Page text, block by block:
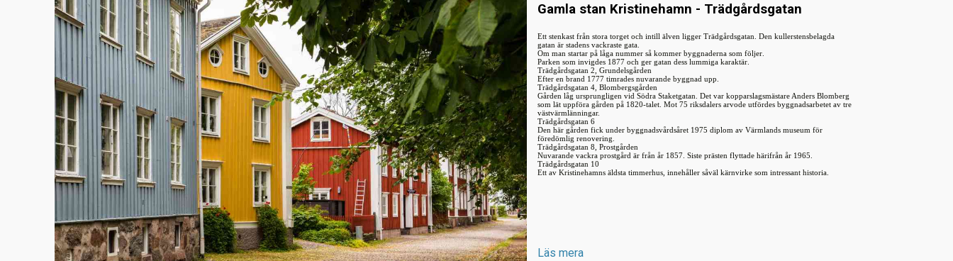
Gamla stan Kristinehamn - Trädgårdsgatan
Ett stenkast från stora torget och intill älven ligger Trädgårdsgatan. Den kullerstensbelagda
gatan är stadens vackraste gata.
Om man startar på låga nummer så kommer byggnaderna som följer.
Parken som invigdes 1877 och ger gatan dess lummiga karaktär.
Trädgårdsgatan 2, Grundelsgården
Efter en brand 1777 timrades nuvarande byggnad upp.
Trädgårdsgatan 4, Blombergsgården
Gården låg ursprungligen vid Södra Staketgatan. Det var kopparslagsmästare Anders Blomberg
som lät uppföra gården på 1820-talet. Mot 75 riksdalers arvode utfördes byggnadsarbetet av tre
västvärmlänningar.
Trädgårdsgatan 6
Den här gården fick under byggnadsvårdsåret 1975 diplom av Värmlands museum för
föredömlig renovering.
Trädgårdsgatan 8, Prostgården
Nuvarande vackra prostgård är från år 1857. Siste prästen flyttade härifrån år 1965.
Trädgårdsgatan 10
Ett av Kristinehamns äldsta timmerhus, innehåller såväl kärnvirke som intressant historia.
Läs mera